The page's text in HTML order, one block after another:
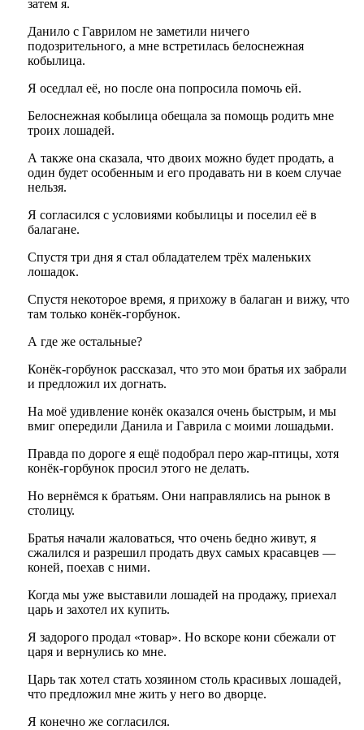
затем я.
Данило с Гаврилом не заметили ничего
подозрительного, а мне встретилась белоснежная
кобылица.
Я оседлал её, но после она попросила помочь ей.
Белоснежная кобылица обещала за помощь родить мне
троих лошадей.
А также она сказала, что двоих можно будет продать, а
один будет особенным и его продавать ни в коем случае
нельзя.
Я согласился с условиями кобылицы и поселил её в
балагане.
Спустя три дня я стал обладателем трёх маленьких
лошадок.
Спустя некоторое время, я прихожу в балаган и вижу, что
там только конёк-горбунок.
А где же остальные?
Конёк-горбунок рассказал, что это мои братья их забрали
и предложил их догнать.
На моё удивление конёк оказался очень быстрым, и мы
вмиг опередили Данила и Гаврила с моими лошадьми.
Правда по дороге я ещё подобрал перо жар-птицы, хотя
конёк-горбунок просил этого не делать.
Но вернёмся к братьям. Они направлялись на рынок в
столицу.
Братья начали жаловаться, что очень бедно живут, я
сжалился и разрешил продать двух самых красавцев —
коней, поехав с ними.
Когда мы уже выставили лошадей на продажу, приехал
царь и захотел их купить.
Я задорого продал «товар». Но вскоре кони сбежали от
царя и вернулись ко мне.
Царь так хотел стать хозяином столь красивых лошадей,
что предложил мне жить у него во дворце.
Я конечно же согласился.